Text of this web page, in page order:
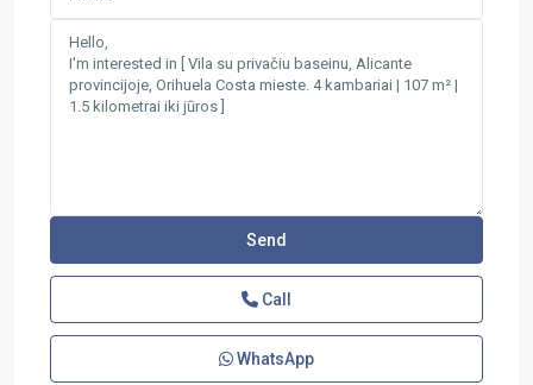
Call
WhatsApp